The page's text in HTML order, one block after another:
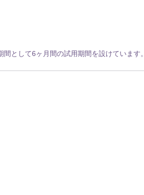
として6ヶ月間の試用期間を設けています。